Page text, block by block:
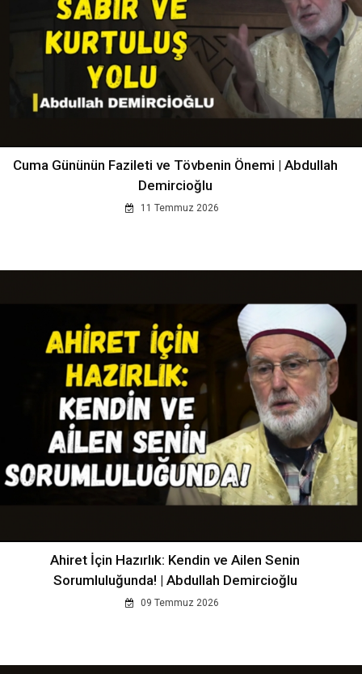
Cuma Gününün Fazileti ve Tövbenin Önemi | Abdullah
Demircioğlu
11 Temmuz 2026
Ahiret İçin Hazırlık: Kendin ve Ailen Senin
Sorumluluğunda! | Abdullah Demircioğlu
09 Temmuz 2026